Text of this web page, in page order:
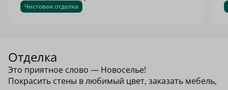
Чистовая отделка
Отделка
Это приятное слово — Новоселье!
Покрасить стены в любимый цвет, заказать мебель,